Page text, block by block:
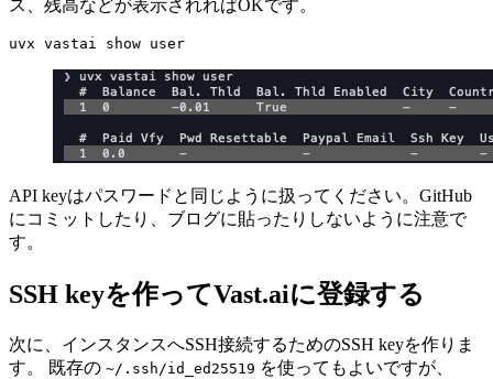
ス、残高などが表示されればOKです。
API keyはパスワードと同じように扱ってください。GitHub
にコミットしたり、ブログに貼ったりしないように注意で
す。
SSH keyを作ってVast.aiに登録する
次に、インスタンスへSSH接続するためのSSH keyを作りま
す。 既存の ~/.ssh/id_ed25519 を使ってもよいですが、